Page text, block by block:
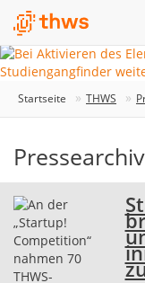
Startseite THWS
Pressearchiv